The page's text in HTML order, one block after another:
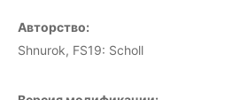
Авторство:
Shnurok, FS19: Scholl